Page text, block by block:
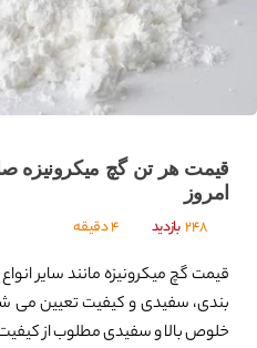
قیمت هر تن گچ میکرونیزه
امروز
248بازدید 4 دقیقه
قیمت گچ میکرونیزه مانند سایر
بندی، سفیدی و کیفیت تعیین می
خلوص بالا و سفیدی مطلوب از